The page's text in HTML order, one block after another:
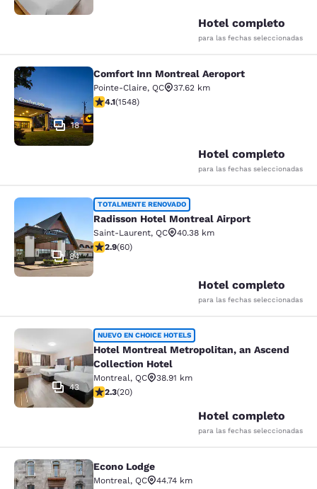
Hotel completo
para las fechas seleccionadas
Comfort Inn Montreal Aeroport
18
Comfort Inn Montreal Aeroport
Pointe-Claire, QC
37.62 km
calificación de 4.14 estrellas. Muy bueno. 1548 reseñas
4.1(1548)
Hotel completo
para las fechas seleccionadas
Radisson Hotel Montreal Airport
84
TOTALMENTE RENOVADO
Radisson Hotel Montreal Airport
Saint-Laurent, QC
40.38 km
calificación de 2.92 estrellas. Feria. 60 reseñas
2.9(60)
Hotel completo
para las fechas seleccionadas
Hotel Montreal Metropolitan, an
43
NUEVO EN CHOICE HOTELS
Hotel Montreal Metropolitan, an Ascend
Collection Hotel
Montreal, QC
38.91 km
calificación de 2.3 estrellas. Feria. 20 reseñas
2.3(20)
Hotel completo
para las fechas seleccionadas
Econo LodgeEcono Lodge
Montreal, QC
44.74 km